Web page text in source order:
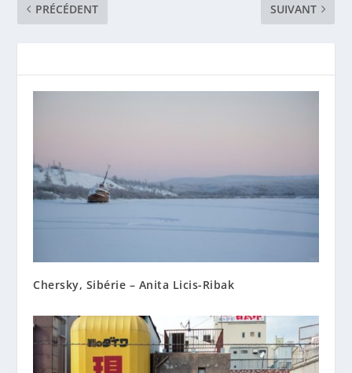
PRÉCÉDENT
SUIVANT
Chersky, Sibérie – Anita Licis-Ribak